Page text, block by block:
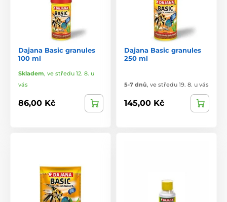
Dajana Basic granules
100 ml
Skladem, ve středu 12. 8. u
vás
86,00 Kč
Dajana Basic granules
250 ml
5-7 dnů, ve středu 19. 8. u vás
145,00 Kč